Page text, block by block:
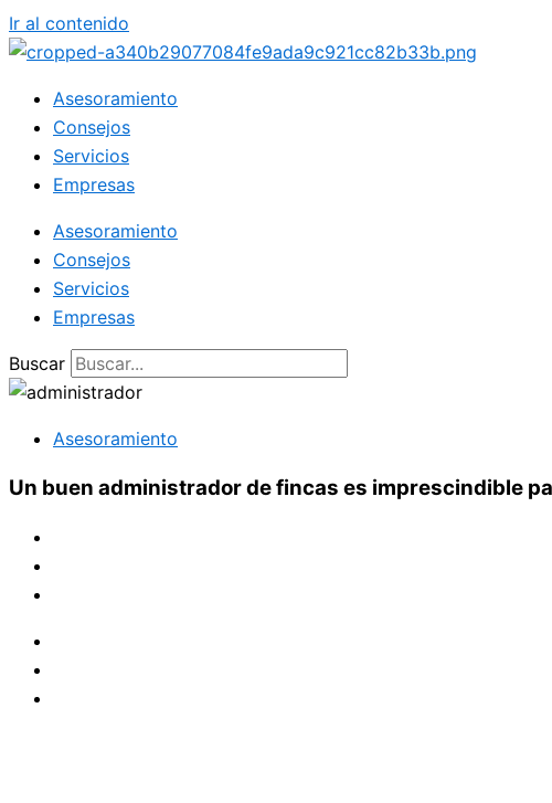
Ir al contenido
Asesoramiento
Consejos
Servicios
Empresas
Asesoramiento
Consejos
Servicios
Empresas
Buscar
Asesoramiento
Un buen administrador de fincas es imprescindible